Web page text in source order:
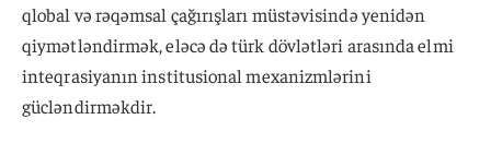
qlobal və rəqəmsal çağırışları müstəvisində yenidən
qiymətləndirmək, eləcə də türk dövlətləri arasında elmi
inteqrasiyanın institusional mexanizmlərini
gücləndirməkdir.